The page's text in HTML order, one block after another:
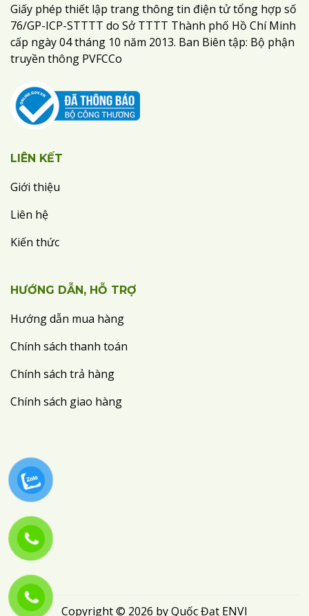
Giấy phép thiết lập trang thông tin điện tử tổng hợp số
76/GP-ICP-STTTT do Sở TTTT Thành phố Hồ Chí Minh
cấp ngày 04 tháng 10 năm 2013. Ban Biên tập: Bộ phận
truyền thông PVFCCo
LIÊN KẾT
Giới thiệu
Liên hệ
Kiến thức
HƯỚNG DẪN, HỖ TRỢ
Hướng dẫn mua hàng
Chính sách thanh toán
Chính sách trả hàng
Chính sách giao hàng
Copyright © 2026 by Quốc Đạt ENVI